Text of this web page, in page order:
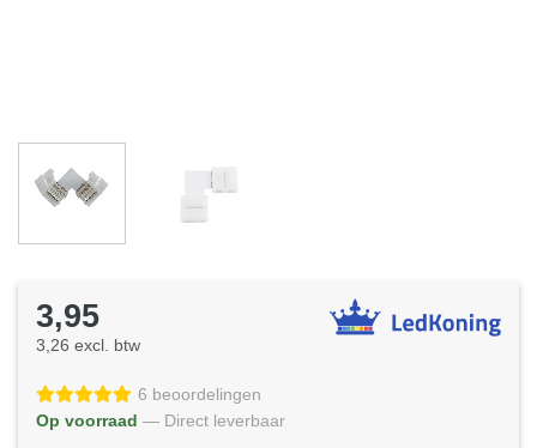
3,95
3,26 excl. btw
6 beoordelingen
Op voorraad — Direct leverbaar